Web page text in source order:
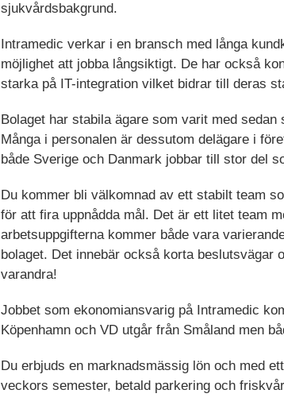
sjukvårdsbakgrund.
Intramedic verkar i en bransch med långa
möjlighet att jobba långsiktigt. De har också
starka på IT-integration vilket bidrar till deras
Bolaget har stabila ägare som varit med
Många i personalen är dessutom delägare i
både Sverige och Danmark jobbar till stor del
Du kommer bli välkomnad av ett stabilt team
för att fira uppnådda mål. Det är ett litet team
arbetsuppgifterna kommer både vara
bolaget. Det innebär också korta beslutsvägar
varandra!
Jobbet som ekonomiansvarig på Intramedic
Köpenhamn och VD utgår från Småland men
Du erbjuds en marknadsmässig lön och med
veckors semester, betald parkering och